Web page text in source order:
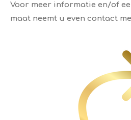
Voor meer informatie en/of
maat neemt u even contact